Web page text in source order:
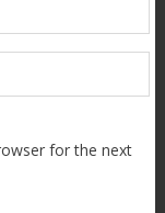
for the next